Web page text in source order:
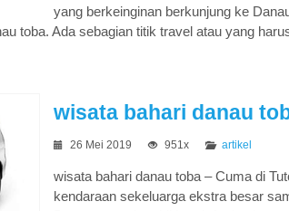
yang berkeinginan berkunjung ke
toba. Ada sebagian titik travel atau yang
wisata bahari danau
26 Mei 2019 951x artikel
wisata bahari danau toba – Cuma di
kendaraan sekeluarga ekstra besar